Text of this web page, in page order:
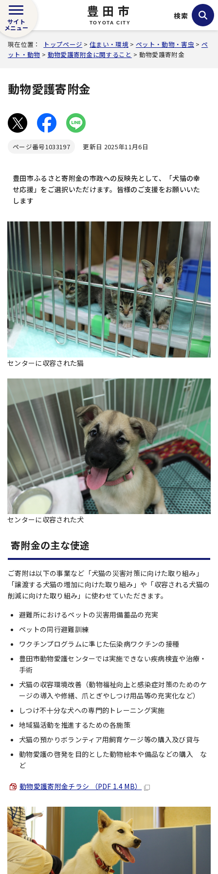
豊田市
TOYOTA CITY
サイト
メニュー
検索
現在位置： トップページ >住まい・環境 >ペット・動物・害虫 > ペ
ット・動物 > 動物愛護寄附金に関すること > 動物愛護寄附金
動物愛護寄附金
ページ番号1033197 更新日 2025年11月6日
豊田市ふるさと寄附金の市政への反映先として、「犬猫の幸
せ応援」をご選択いただけます。皆様のご支援をお願いいた
します
センターに収容された猫
センターに収容された犬
寄附金の主な使途
ご寄附は以下の事業など「犬猫の災害対策に向けた取り組み」
「譲渡する犬猫の増加に向けた取り組み」や「収容される犬猫の
削減に向けた取り組み」に使わせていただきます。
避難所におけるペットの災害用備蓄品の充実
ペットの同行避難訓練
ワクチンプログラムに準じた伝染病ワクチンの接種
豊田市動物愛護センターでは実施できない疾病検査や治療・
手術
犬猫の収容環境改善（動物福祉向上と感染症対策のためのケ
ージの導入や修繕、爪とぎやしつけ用品等の充実化など）
しつけ不十分な犬への専門的トレーニング実施
地域猫活動を推進するための各施策
犬猫の預かりボランティア用飼育ケージ等の購入及び貸与
動物愛護の啓発を目的とした動物絵本や備品などの購入 な
ど
動物愛護寄附金チラシ （PDF 1.4 MB）